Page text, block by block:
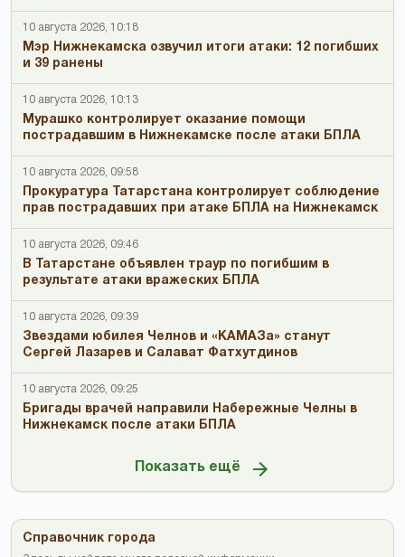
10 августа 2026, 10:18
Мэр Нижнекамска озвучил итоги атаки: 12 погибших
и 39 ранены
10 августа 2026, 10:13
Мурашко контролирует оказание помощи
пострадавшим в Нижнекамске после атаки БПЛА
10 августа 2026, 09:58
Прокуратура Татарстана контролирует соблюдение
прав пострадавших при атаке БПЛА на Нижнекамск
10 августа 2026, 09:46
В Татарстане объявлен траур по погибшим в
результате атаки вражеских БПЛА
10 августа 2026, 09:39
Звездами юбилея Челнов и «КАМАЗа» станут
Сергей Лазарев и Салават Фатхутдинов
10 августа 2026, 09:25
Бригады врачей направили Набережные Челны в
Нижнекамск после атаки БПЛА
Показать ещё
Справочник города